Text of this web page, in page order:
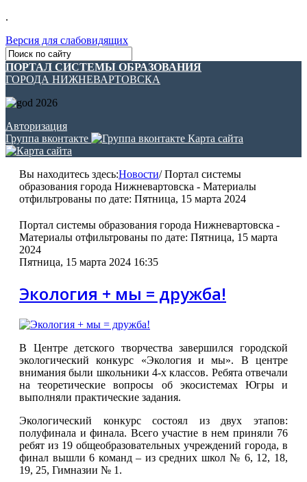
.
Версия для слабовидящих
ПОРТАЛ СИСТЕМЫ ОБРАЗОВАНИЯ
ГОРОДА НИЖНЕВАРТОВСКА
Авторизация
Группа вконтакте
Карта сайта
Вы находитесь здесь:Новости/Портал системы
образования города Нижневартовска - Материалы
отфильтрованы по дате: Пятница, 15 марта 2024
Портал системы образования города Нижневартовска -
Материалы отфильтрованы по дате: Пятница, 15 марта
2024
Пятница, 15 марта 2024 16:35
Экология + мы = дружба!
В Центре детского творчества завершился городской
экологический конкурс «Экология и мы». В центре
внимания были школьники 4-х классов. Ребята отвечали
на теоретические вопросы об экосистемах Югры и
выполняли практические задания.
Экологический конкурс состоял из двух этапов:
полуфинала и финала. Всего участие в нем приняли 76
ребят из 19 общеобразовательных учреждений города, в
финал вышли 6 команд – из средних школ № 6, 12, 18,
19, 25, Гимназии № 1.